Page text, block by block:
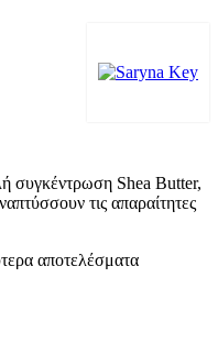
συγκέντρωση Shea Butter,
τις απαραίτητες
αποτελέσματα